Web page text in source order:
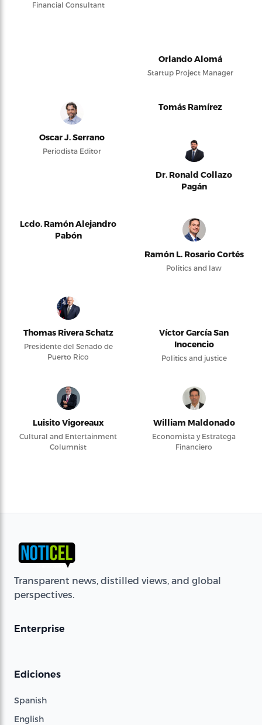
Financial Consultant
Orlando Alomá
Startup Project Manager
Oscar J. Serrano
Periodista Editor
Tomás Ramírez
Dr. Ronald Collazo
Pagán
Lcdo. Ramón Alejandro
Pabón
Ramón L. Rosario Cortés
Politics and law
Thomas Rivera Schatz
Presidente del Senado de
Puerto Rico
Víctor García San
Inocencio
Politics and justice
Luisito Vigoreaux
Cultural and Entertainment
Columnist
William Maldonado
Economista y Estratega
Financiero
Transparent news, distilled views, and global
perspectives.
Enterprise
Ediciones
Spanish
English